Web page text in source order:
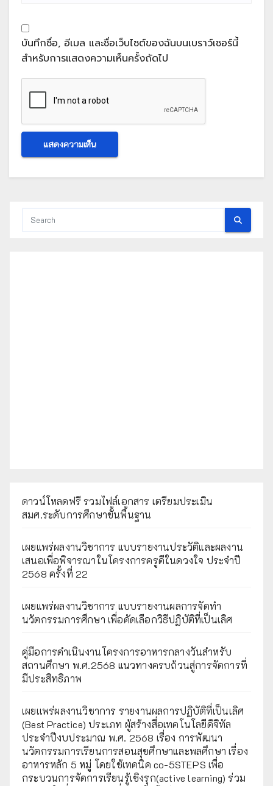
บันทึกชื่อ, อีเมล และชื่อเว็บไซต์ของฉันบนเบราว์เซอร์นี้
สำหรับการแสดงความเห็นครั้งถัดไป
ดาวน์โหลดฟรี รวมไฟล์เอกสาร เตรียมประเมิน
สมศ.ระดับการศึกษาขั้นพื้นฐาน
เผยแพร่ผลงานวิชาการ แบบรายงานประวัติและผลงาน
เสนอเพื่อพิจารณาในโครงการครูดีในดวงใจ ประจำปี
2568 ครั้งที่ 22
เผยแพร่ผลงานวิชาการ แบบรายงานผลการจัดทำ
นวัตกรรมการศึกษา เพื่อคัดเลือกวิธีปฏิบัติที่เป็นเลิศ
คู่มือการดำเนินงานโครงการอาหารกลางวันสำหรับ
สถานศึกษา พ.ศ.2568 แนวทางครบถ้วนสู่การจัดการที่
มีประสิทธิภาพ
เผยเเพร่ผลงานวิชาการ รายงานผลการปฏิบัติที่เป็นเลิศ
(Best Practice) ประเภท ผู้สร้างสื่อเทคโนโลยีดิจิทัล
ประจำปีงบประมาณ พ.ศ. 2568 เรื่อง การพัฒนา
นวัตกรรมการเรียนการสอนสุขศึกษาและพลศึกษา เรื่อง
อาหารหลัก 5 หมู่ โดยใช้เทคนิค co-5STEPS เพื่อ
กระบวนการจัดการเรียนรู้เชิงรุก(active learning) ร่วม